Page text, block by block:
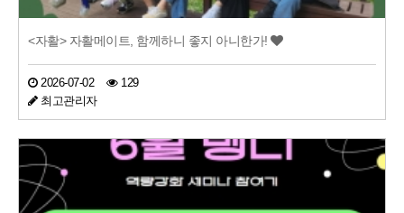
<자활> 자활메이트, 함께하니 좋지 아니한가!
2026-07-02
129
최고관리자